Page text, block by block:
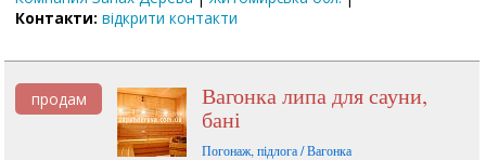
Контакти: відкрити контакти
продам Вагонка липа для сауни,
бані
Погонаж, підлога / Вагонка